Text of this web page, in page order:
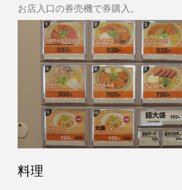
お店入口の券売機で券購入。
料理